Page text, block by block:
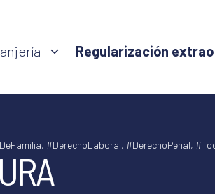
Regularización
, #DerechoLaboral, #DerechoPenal,